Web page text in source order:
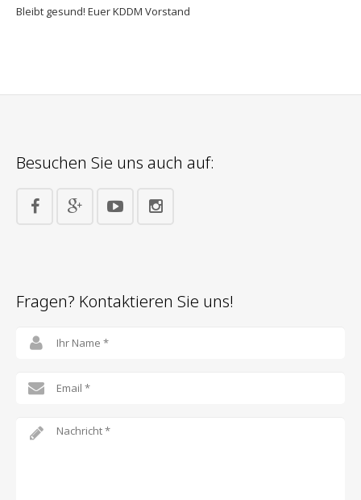
Bleibt gesund! Euer KDDM Vorstand
Besuchen Sie uns auch auf:
Fragen? Kontaktieren Sie uns!